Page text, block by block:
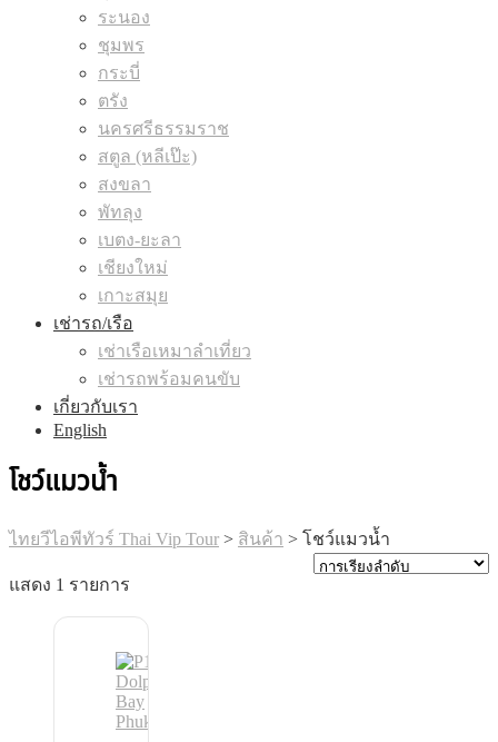
ระนอง
ชุมพร
กระบี่
ตรัง
นครศรีธรรมราช
สตูล (หลีเป๊ะ)
สงขลา
พัทลุง
เบตง-ยะลา
เชียงใหม่
เกาะสมุย
เช่ารถ/เรือ
เช่าเรือเหมาลำเที่ยว
เช่ารถพร้อมคนขับ
เกี่ยวกับเรา
English
โชว์แมวน้ำ
ไทยวีไอพีทัวร์ Thai Vip Tour > สินค้า > โชว์แมวน้ำ
แสดง 1 รายการ